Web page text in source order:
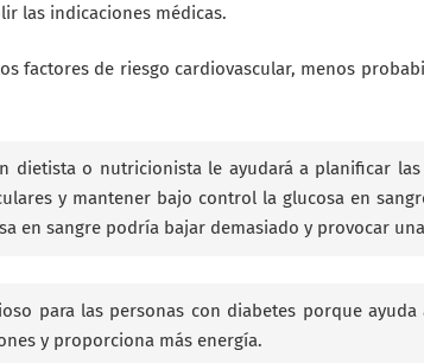
las indicaciones médicas.
factores de riesgo cardiovascular, menos
dietista o nutricionista le ayudará a planificar
y mantener bajo control la glucosa en
en sangre podría bajar demasiado y provocar
para las personas con diabetes porque
y proporciona más energía.